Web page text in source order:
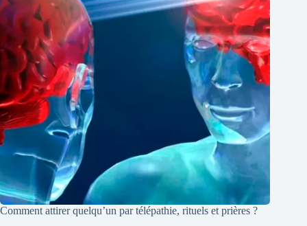
Comment attirer quelqu’un par télépathie, rituels et prières ?